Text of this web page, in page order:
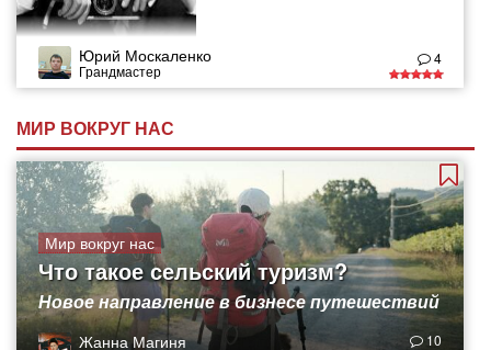
Юрий Москаленко
Грандмастер
4
МИР ВОКРУГ НАС
Мир вокруг нас
Что такое сельский туризм?
Новое направление в бизнесе путешествий
Жанна Магиня 10